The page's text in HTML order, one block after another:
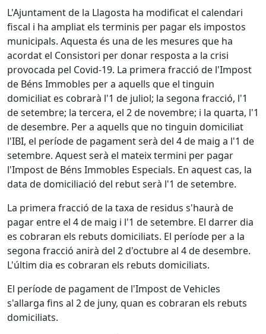
L'Ajuntament de la Llagosta ha modificat el calendari
fiscal i ha ampliat els terminis per pagar els impostos
municipals. Aquesta és una de les mesures que ha
acordat el Consistori per donar resposta a la crisi
provocada pel Covid-19. La primera fracció de l'Impost
de Béns Immobles per a aquells que el tinguin
domiciliat es cobrarà l'1 de juliol; la segona fracció, l'1
de setembre; la tercera, el 2 de novembre; i la quarta, l'1
de desembre. Per a aquells que no tinguin domiciliat
l'IBI, el període de pagament serà del 4 de maig a l'1 de
setembre. Aquest serà el mateix termini per pagar
l'Impost de Béns Immobles Especials. En aquest cas, la
data de domiciliació del rebut serà l'1 de setembre.
La primera fracció de la taxa de residus s'haurà de
pagar entre el 4 de maig i l'1 de setembre. El darrer dia
es cobraran els rebuts domiciliats. El període per a la
segona fracció anirà del 2 d'octubre al 4 de desembre.
L'últim dia es cobraran els rebuts domiciliats.
El període de pagament de l'Impost de Vehicles
s'allarga fins al 2 de juny, quan es cobraran els rebuts
domiciliats.